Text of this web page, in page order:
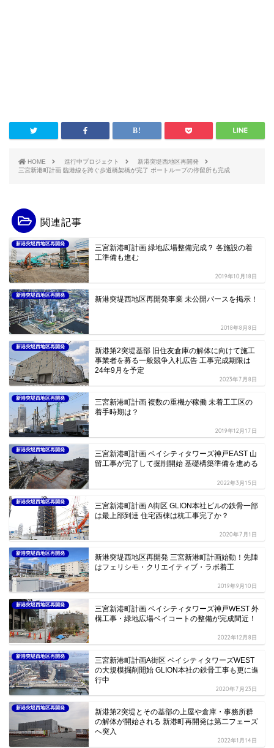
HOME 進行中プロジェクト
新港突堤西地区再開発
三宮新港町計画 臨港線を跨ぐ歩道橋架橋が完了 ポートループの停留所も完成
関連記事
新港突堤西地区再開発
三宮新港町計画 緑地広場整備完成？ 各施設の着
工準備も進む
2019年10月18日
新港突堤西地区再開発 新港突堤西地区再開発事業 未公開パースを掲示！
2018年8月8日
新港突堤西地区再開発
新港第2突堤基部 旧住友倉庫の解体に向けて施工
事業者を募る一般競争入札広告 工事完成期限は
24年9月を予定
2023年7月8日
新港突堤西地区再開発
三宮新港町計画 複数の重機が稼働 未着工工区の
着手時期は？
2019年12月17日
新港突堤西地区再開発
三宮新港町計画 ベイシティタワーズ神戸EAST 山
留工事が完了して掘削開始 基礎構築準備を進める
2022年3月15日
新港突堤西地区再開発
三宮新港町計画 A街区 GLION本社ビルの鉄骨一部
は最上部到達 住宅西棟は杭工事完了か？
2020年7月1日
新港突堤西地区再開発
新港突堤西地区再開発 三宮新港町計画始動！先陣
はフェリシモ・クリエイティブ・ラボ着工
2019年9月10日
新港突堤西地区再開発
三宮新港町計画 ベイシティタワーズ神戸WEST 外
構工事・緑地広場ベイコートの整備が完成間近！
2022年12月8日
新港突堤西地区再開発
三宮新港町計画A街区 ベイシティタワーズWEST
の大規模掘削開始 GLION本社の鉄骨工事も更に進
行中
2020年7月23日
新港突堤西地区再開発
新港第2突堤とその基部の上屋や倉庫・事務所群
の解体が開始される 新港町再開発は第二フェーズ
へ突入
2022年1月14日